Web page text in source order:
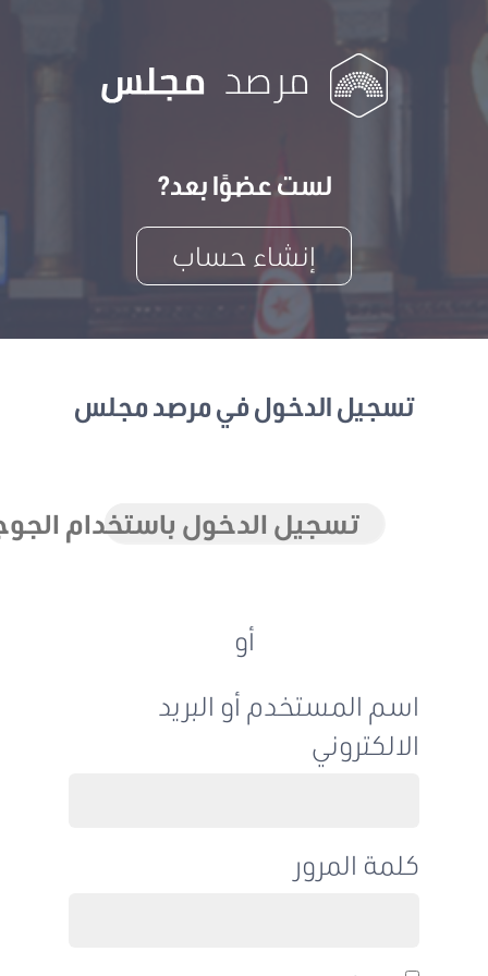
لست عضوًا بعد?
إنشاء حساب
تسجيل الدخول في مرصد مجلس
تسجيل الدخول باستخدام الجوجل
اسم المستخدم أو البريد
الالكتروني
كلمة المرور